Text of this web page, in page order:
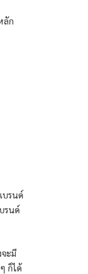
ลัก
บรนด์
รนด์
ะมี
ก็ได้